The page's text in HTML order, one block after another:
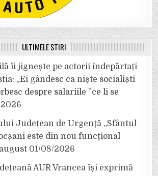
ULTIMELE ȘTIRI
îi jignește pe actorii îndepărtați
„Ei gândesc ca niște socialiști
despre salariile ”ce li se
Județean de Urgență „Sfântul
este din nou funcțional
01/08/2026
AUR Vrancea își exprimă